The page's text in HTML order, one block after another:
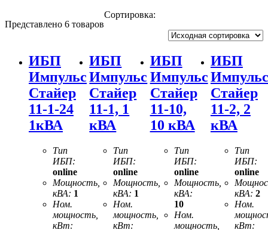
Представлено 6 товаров
Сортировка:
ИБП
Импульс
Стайер
11-1-24
1кВА
Тип
ИБП:
online
Мощность,
кВА: 1
Ном.
мощность,
кВт:
ИБП
Импульс
Стайер
11-1, 1
кВА
Тип
ИБП:
online
Мощность,
кВА: 1
Ном.
мощность,
кВт:
ИБП
Импульс
Стайер
11-10,
10 кВА
Тип
ИБП:
online
Мощность,
кВА:
10
Ном.
мощность,
ИБП
Импульс
Стайер
11-2, 2
кВА
Тип
ИБП:
online
кВА: 2
Ном.
кВт: